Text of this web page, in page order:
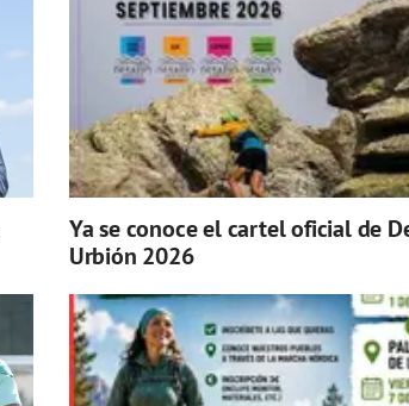
Ya se conoce el cartel oficial de
Urbión 2026